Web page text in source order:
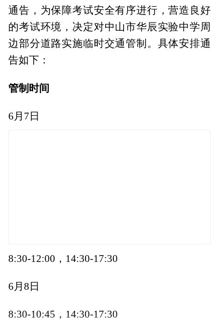
通告，为保障考试安全有序进行，营造良好
的考试环境，决定对中山市华辰实验中学周
边部分道路实施临时交通管制。具体安排通
告如下：
管制时间
6月7日
8:30-12:00，14:30-17:30
6月8日
8:30-10:45，14:30-17:30